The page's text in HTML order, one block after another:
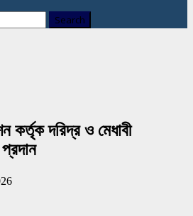
কর্তৃক দরিদ্র ও মেধাবী
প্রদান